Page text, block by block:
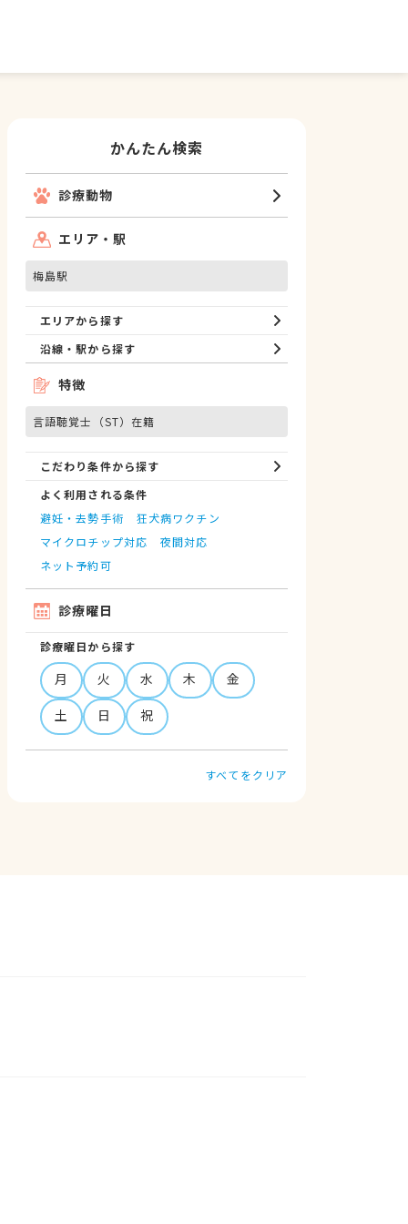
かんたん検索
診療動物
エリア・駅
梅島駅
エリアから探す
沿線・駅から探す
特徴
言語聴覚士（ST）在籍
こだわり条件から探す
よく利用される条件
避妊・去勢手術
狂犬病ワクチン
マイクロチップ対応
夜間対応
ネット予約可
診療曜日
診療曜日から探す
月 火 水 木
金
土
日 祝
すべてをクリア